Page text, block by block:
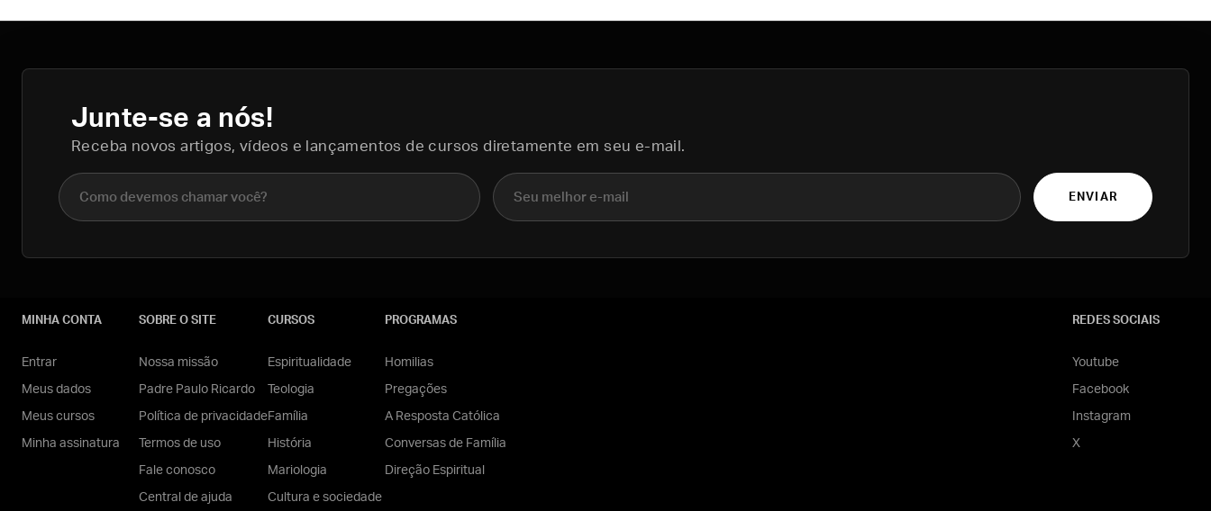
Junte-se a nós!
Receba novos artigos, vídeos e lançamentos de cursos diretamente em seu e-mail.
Nome completo E-mail
ENVIAR
MINHA CONTA
Entrar
Meus dados
Meus cursos
Minha assinatura
SOBRE O SITE
Nossa missão
Padre Paulo Ricardo
Política de privacidade
Termos de uso
Fale conosco
Central de ajuda
CURSOS
Espiritualidade
Teologia
Família
História
Mariologia
Cultura e sociedade
PROGRAMAS
Homilias
Pregações
A Resposta Católica
Conversas de Família
Direção Espiritual
REDES SOCIAIS
Youtube
Facebook
Instagram
X